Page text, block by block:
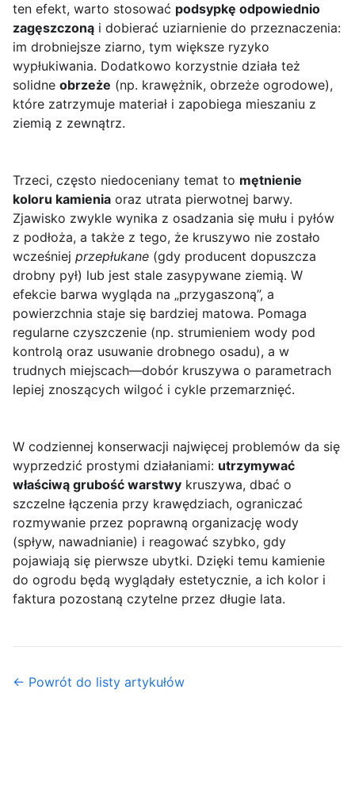
ten efekt, warto stosować podsypkę odpowiednio
zagęszczoną i dobierać uziarnienie do przeznaczenia:
im drobniejsze ziarno, tym większe ryzyko
wypłukiwania. Dodatkowo korzystnie działa też
solidne obrzeże (np. krawężnik, obrzeże ogrodowe),
które zatrzymuje materiał i zapobiega mieszaniu z
ziemią z zewnątrz.
Trzeci, często niedoceniany temat to mętnienie
koloru kamienia oraz utrata pierwotnej barwy.
Zjawisko zwykle wynika z osadzania się mułu i pyłów
z podłoża, a także z tego, że kruszywo nie zostało
wcześniej przepłukane (gdy producent dopuszcza
drobny pył) lub jest stale zasypywane ziemią. W
efekcie barwa wygląda na „przygaszoną”, a
powierzchnia staje się bardziej matowa. Pomaga
regularne czyszczenie (np. strumieniem wody pod
kontrolą oraz usuwanie drobnego osadu), a w
trudnych miejscach—dobór kruszywa o parametrach
lepiej znoszących wilgoć i cykle przemarznięć.
W codziennej konserwacji najwięcej problemów da się
wyprzedzić prostymi działaniami: utrzymywać
właściwą grubość warstwy kruszywa, dbać o
szczelne łączenia przy krawędziach, ograniczać
rozmywanie przez poprawną organizację wody
(spływ, nawadnianie) i reagować szybko, gdy
pojawiają się pierwsze ubytki. Dzięki temu kamienie
do ogrodu będą wyglądały estetycznie, a ich kolor i
faktura pozostaną czytelne przez długie lata.
← Powrót do listy artykułów